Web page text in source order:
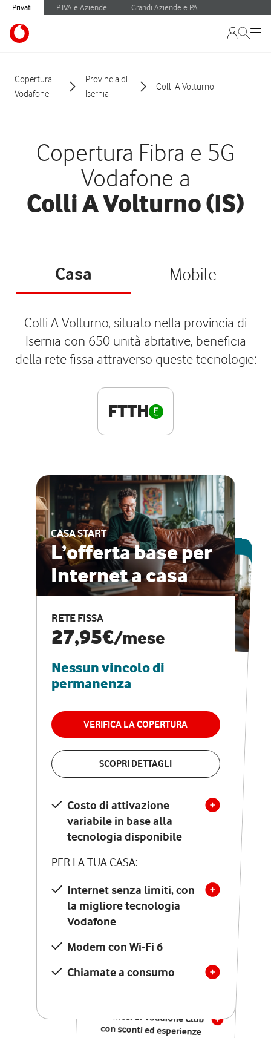
Privati P.IVA e Aziende Grandi Aziende e PA
Copertura
Vodafone
Provincia di
Isernia
Colli A Volturno
Copertura Fibra e 5G
Vodafone a
Colli A Volturno (IS)
Casa Mobile
Colli A Volturno, situato nella provincia di
Isernia con 650 unità abitative, beneficia
della rete fissa attraverso queste tecnologie:
FTTH
CASA START
L’offerta base per
Internet a casa
RETE FISSA
27,95€/mese
Nessun vincolo di
permanenza
VERIFICA LA COPERTURA
SCOPRI DETTAGLI
Costo di attivazione
variabile in base alla
tecnologia disponibile
PER LA TUA CASA:
Internet senza limiti, con
la migliore tecnologia
Vodafone
Modem con Wi-Fi 6
Chiamate a consumo
ESCLUSIVA ONLINE
CASA PRO
Internet veloce e
vantaggi speciali
RETE FISSA + VODAFONE CLUB
29,95€
permanenza
VERIFICA LA COPERTURA
Costo di attivazione
variabile in base alla
tecnologia disponibile
PER LA TUA CASA:
Internet senza limiti, con
la migliore tecnologia
Vodafone
Modem Seven con Wi-Fi 7
Chiamate illimitate verso
numeri fissi e mobili
nazionali
12 mesi di Vodafone Club
con sconti ed esperienze
esclusive, poi si disattiva